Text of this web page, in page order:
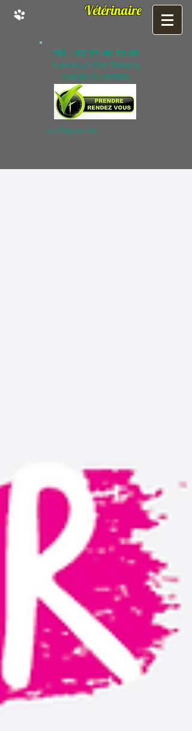
Vétérinaire
Tél. :02 97 40 15 80
5 Avenue Eric Tabarly
56880 PLOEREN
ou Cliquez ici :